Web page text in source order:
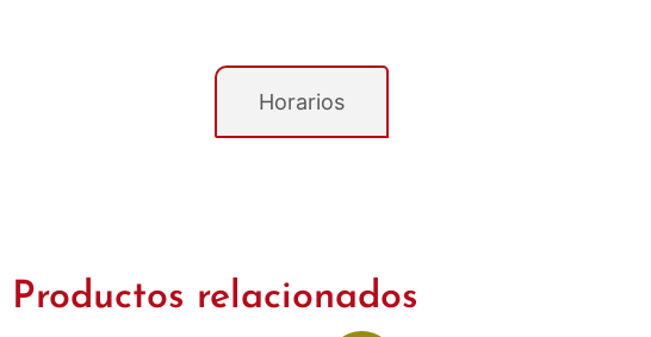
Horarios
Productos relacionados